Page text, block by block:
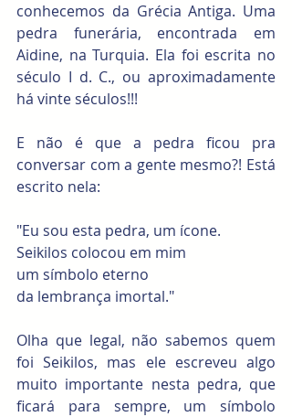
conhecemos da Grécia Antiga. Uma
pedra funerária, encontrada em
Aidine, na Turquia. Ela foi escrita no
século I d. C., ou aproximadamente
há vinte séculos!!!
E não é que a pedra ficou pra
conversar com a gente mesmo?! Está
escrito nela:
"Eu sou esta pedra, um ícone.
Seikilos colocou em mim
um símbolo eterno
da lembrança imortal."
Olha que legal, não sabemos quem
foi Seikilos, mas ele escreveu algo
muito importante nesta pedra, que
ficará para sempre, um símbolo